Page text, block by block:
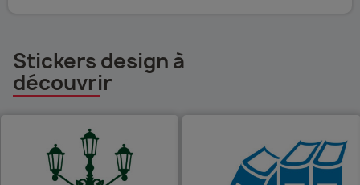
Stickers design à
découvrir